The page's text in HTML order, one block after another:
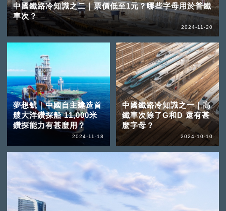
中國鐵路冷知識之二｜票價低至1元？哪些字母用於普鐵
車次？
2024-11-20
夢想號｜中國自主建造首
艘大洋鑽探船 11,000米
鑽探能力有甚麼用？
2024-11-18
中國鐵路冷知識之一｜高
鐵車次除了G和D 還有甚
麼字母？
2024-10-10